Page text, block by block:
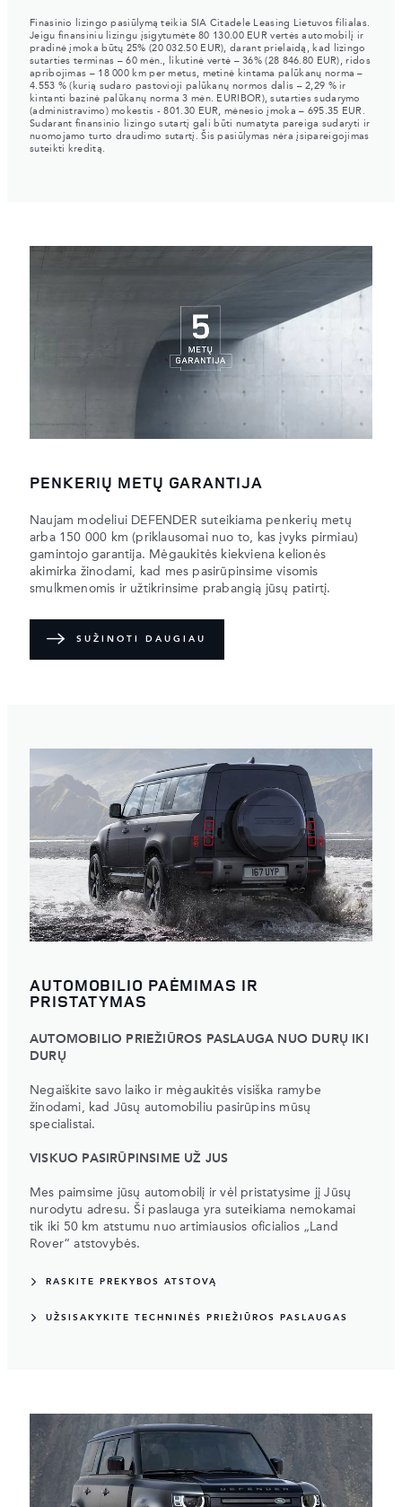
Finasinio lizingo pasiūlymą teikia SIA Citadele Leasing Lietuvos filialas.
Jeigu finansiniu lizingu įsigytumėte 80 130.00 EUR vertės automobilį ir
pradinė įmoka būtų 25% (20 032.50 EUR), darant prielaidą, kad lizingo
sutarties terminas – 60 mėn., likutinė vertė – 36% (28 846.80 EUR), ridos
apribojimas – 18 000 km per metus, metinė kintama palūkanų norma –
4.553 % (kurią sudaro pastovioji palūkanų normos dalis – 2,29 % ir
kintanti bazinė palūkanų norma 3 mėn. EURIBOR), sutarties sudarymo
(administravimo) mokestis - 801.30 EUR, mėnesio įmoka – 695.35 EUR.
Sudarant finansinio lizingo sutartį gali būti numatyta pareiga sudaryti ir
nuomojamo turto draudimo sutartį. Šis pasiūlymas nėra įsipareigojimas
suteikti kreditą.
PENKERIŲ METŲ GARANTIJA
Naujam modeliui DEFENDER suteikiama penkerių metų
arba 150 000 km (priklausomai nuo to, kas įvyks pirmiau)
gamintojo garantija. Mėgaukitės kiekviena kelionės
akimirka žinodami, kad mes pasirūpinsime visomis
smulkmenomis ir užtikrinsime prabangią jūsų patirtį.
SUŽINOTI DAUGIAU
AUTOMOBILIO PAĖMIMAS IR
PRISTATYMAS
AUTOMOBILIO PRIEŽIŪROS PASLAUGA NUO DURŲ IKI
DURŲ
Negaiškite savo laiko ir mėgaukitės visiška ramybe
žinodami, kad Jūsų automobiliu pasirūpins mūsų
specialistai.
VISKUO PASIRŪPINSIME UŽ JUS
Mes paimsime jūsų automobilį ir vėl pristatysime jį Jūsų
nurodytu adresu. Ši paslauga yra suteikiama nemokamai
tik iki 50 km atstumu nuo artimiausios oficialios „Land
Rover“ atstovybės.
RASKITE PREKYBOS ATSTOVĄ
UŽSISAKYKITE TECHNINĖS PRIEŽIŪROS PASLAUGAS